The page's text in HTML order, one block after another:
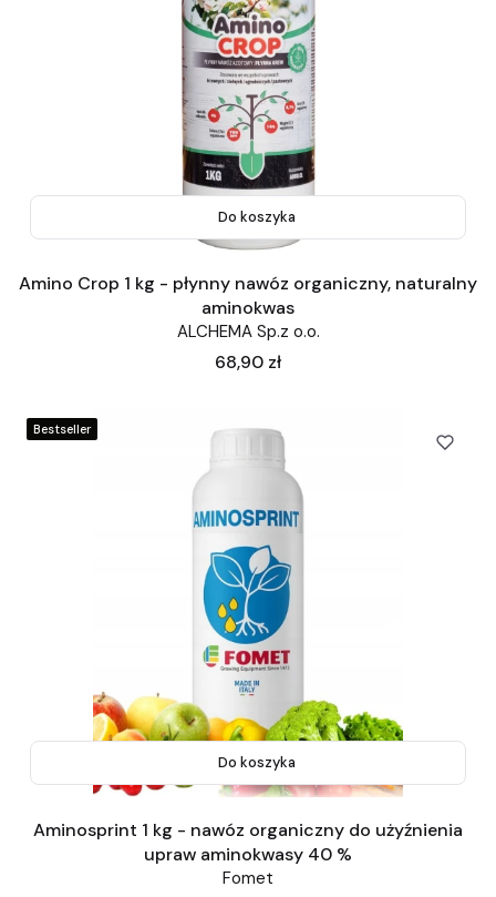
Do koszyka
Amino Crop 1 kg - płynny nawóz organiczny, naturalny
aminokwas
ALCHEMA Sp.z o.o.
Cena
68,90 zł
Bestseller
Do koszyka
Aminosprint 1 kg - nawóz organiczny do użyźnienia
upraw aminokwasy 40 %
Fomet